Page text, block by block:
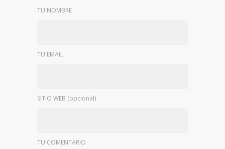
TU NOMBRE
TU EMAIL
SITIO WEB (opcional)
TU COMENTARIO